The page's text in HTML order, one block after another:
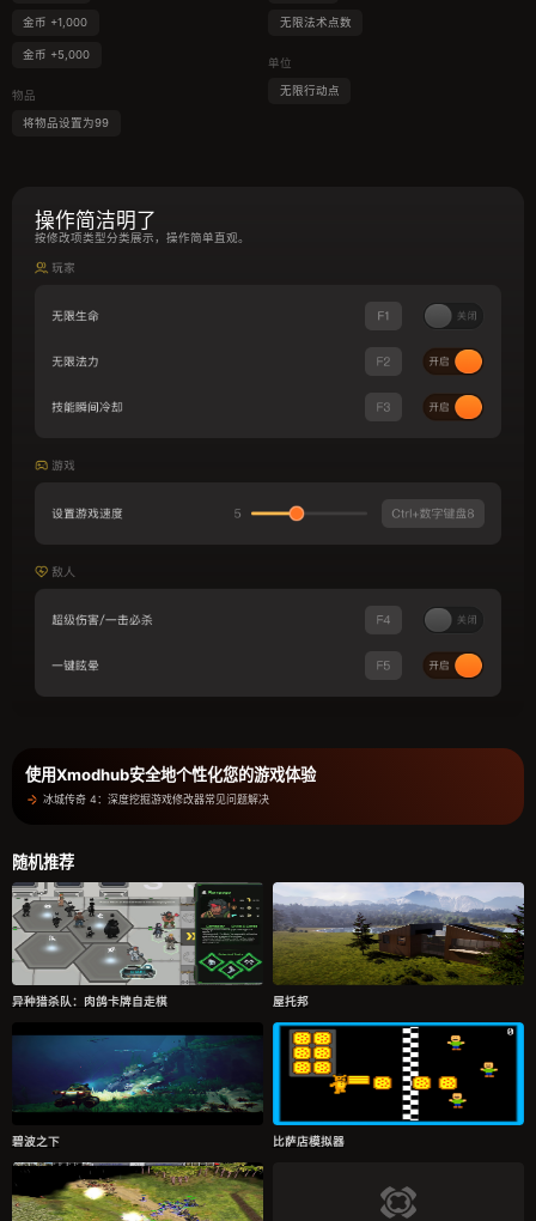
金币 +1,000
金币 +5,000
物品
将物品设置为99
无限法术点数
单位
无限行动点
操作简洁明了
按修改项类型分类展示，操作简单直观。
使用Xmodhub安全地个性化您的游戏体验
冰城传奇 4：深度挖掘游戏修改器常见问题解决
随机推荐
异种猎杀队：肉鸽卡牌自走棋 屋托邦
碧波之下 比萨店模拟器